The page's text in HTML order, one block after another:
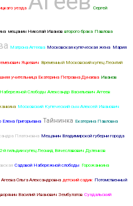
уезда Сергей
мещанин Николай Иванов второго брака Павлова
Матрона Аггеева Московская купеческая жена Мария
Яцкевич Временный Московский купец Леонтий
учительница Екатерина Петровна Дунаева Иванов
Слободы Александр Васильевич Аггеев
Московский Купеческий сын Алексей Иванович
Григорьевна Тайнинка Екатерина Павловна
Платоновна Мещанин Владимирской губерни города
й гильдии купец Леонид Вячеславович Дуленков
Садовой Набережной слободы Горожанкина
Агеева Ольга Александровна детский садик Потомственный
Василий Иванович Зембулатов Суздальский